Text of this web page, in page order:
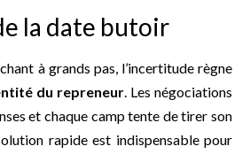
la date butoir
à grands pas, l’incertitude règne
du repreneur. Les négociations
et chaque camp tente de tirer son
rapide est indispensable pour